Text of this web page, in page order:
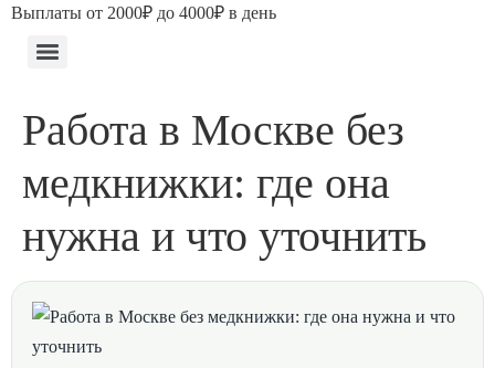
Выплаты от 2000₽ до 4000₽ в день
Работа в Москве без
медкнижки: где она
нужна и что уточнить